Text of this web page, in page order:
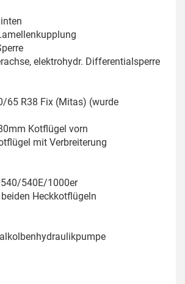
elektrohydr. Differentialsperre
65 R38 Fix (Mitas) (wurde
Kotflügel vorn
mit Verbreiterung
540E/1000er
Heckkotflügeln